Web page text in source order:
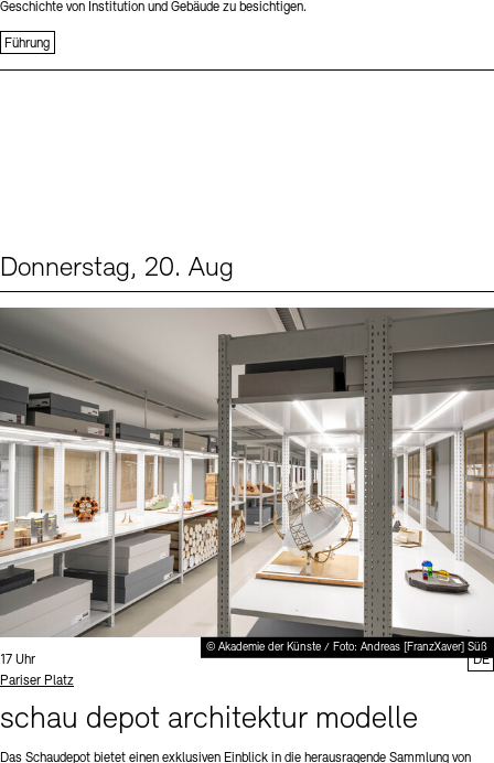
Geschichte von Institution und Gebäude zu besichtigen.
Führung
Donnerstag, 20. Aug
© Akademie der Künste / Foto: Andreas [FranzXaver] Süß
Uhrzeit:
17 Uhr
Standort
Pariser Platz
schau depot architektur modelle
Das Schaudepot bietet einen exklusiven Einblick in die herausragende Sammlung von
DE